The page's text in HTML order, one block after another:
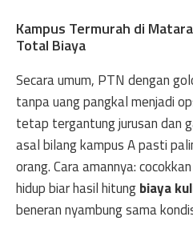
Kampus Termurah di
Total Biaya
Secara umum, PTN dengan
tanpa uang pangkal menjadi
tetap tergantung jurusan dan
asal bilang kampus A pasti
orang. Cara amannya:
hidup biar hasil hitungbiaya
beneran nyambung sama